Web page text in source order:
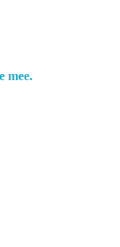
mee.